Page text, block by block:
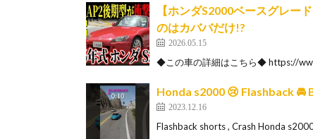
【ホンダS2000ベースグレー
のはカババだけ!?
2026.05.15
◆この車の詳細はこちら◆ https://
Honda s2000 😢 Flashback
2023.12.16
Flashback shorts , Crash Honda